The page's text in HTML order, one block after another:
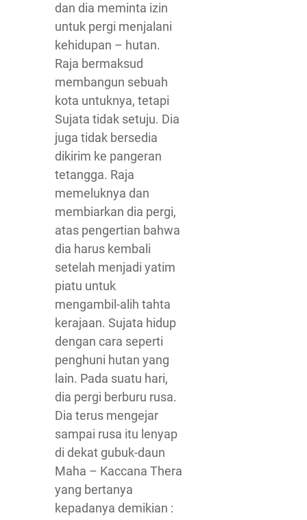
dan dia meminta izin
untuk pergi menjalani
kehidupan – hutan.
Raja bermaksud
membangun sebuah
kota untuknya, tetapi
Sujata tidak setuju. Dia
juga tidak bersedia
dikirim ke pangeran
tetangga. Raja
memeluknya dan
membiarkan dia pergi,
atas pengertian bahwa
dia harus kembali
setelah menjadi yatim
piatu untuk
mengambil-alih tahta
kerajaan. Sujata hidup
dengan cara seperti
penghuni hutan yang
lain. Pada suatu hari,
dia pergi berburu rusa.
Dia terus mengejar
sampai rusa itu lenyap
di dekat gubuk-daun
Maha – Kaccana Thera
yang bertanya
kepadanya demikian :